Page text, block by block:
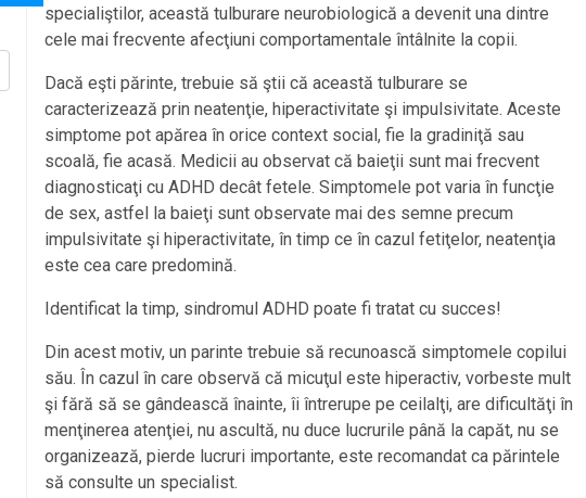
specialiştilor, această tulburare neurobiologică a devenit una dintre
cele mai frecvente afecţiuni comportamentale întâlnite la copii.
Dacă eşti părinte, trebuie să ştii că această tulburare se
caracterizează prin neatenţie, hiperactivitate şi impulsivitate. Aceste
simptome pot apărea în orice context social, fie la gradiniţă sau
scoală, fie acasă. Medicii au observat că baieţii sunt mai frecvent
diagnosticaţi cu ADHD decât fetele. Simptomele pot varia în funcţie
de sex, astfel la baieţi sunt observate mai des semne precum
impulsivitate şi hiperactivitate, în timp ce în cazul fetiţelor, neatenţia
este cea care predomină.
Identificat la timp, sindromul ADHD poate fi tratat cu succes!
Din acest motiv, un parinte trebuie să recunoască simptomele copilui
său. În cazul în care observă că micuţul este hiperactiv, vorbeste mult
şi fără să se gândească înainte, îi întrerupe pe ceilalţi, are dificultăţi în
menţinerea atenţiei, nu ascultă, nu duce lucrurile până la capăt, nu se
organizează, pierde lucruri importante, este recomandat ca părintele
să consulte un specialist.